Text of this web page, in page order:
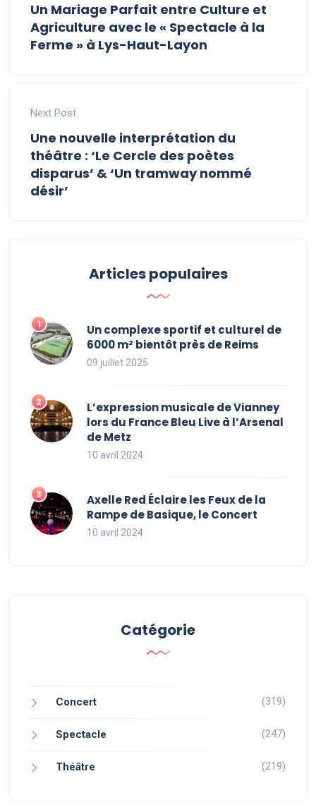
Un Mariage Parfait entre Culture et
Agriculture avec le « Spectacle à la
Ferme » à Lys-Haut-Layon
Next Post
Une nouvelle interprétation du
théâtre : ‘Le Cercle des poètes
disparus’ & ‘Un tramway nommé
désir’
Articles populaires
Un complexe sportif et culturel de
6000 m² bientôt près de Reims
09 juillet 2025
L’expression musicale de Vianney
lors du France Bleu Live à l’Arsenal
de Metz
10 avril 2024
Axelle Red Éclaire les Feux de la
Rampe de Basique, le Concert
10 avril 2024
Catégorie
Concert (319)
Spectacle (247)
Théâtre (219)